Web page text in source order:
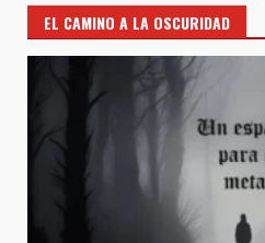
EL CAMINO A LA OSCURIDAD